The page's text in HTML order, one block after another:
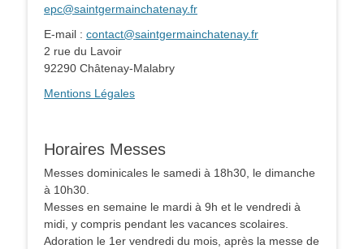
epc@saintgermainchatenay.fr
E-mail : contact@saintgermainchatenay.fr
2 rue du Lavoir
92290 Châtenay-Malabry
Mentions Légales
Horaires Messes
Messes dominicales le samedi à 18h30, le dimanche
à 10h30.
Messes en semaine le mardi à 9h et le vendredi à
midi, y compris pendant les vacances scolaires.
Adoration le 1er vendredi du mois, après la messe de